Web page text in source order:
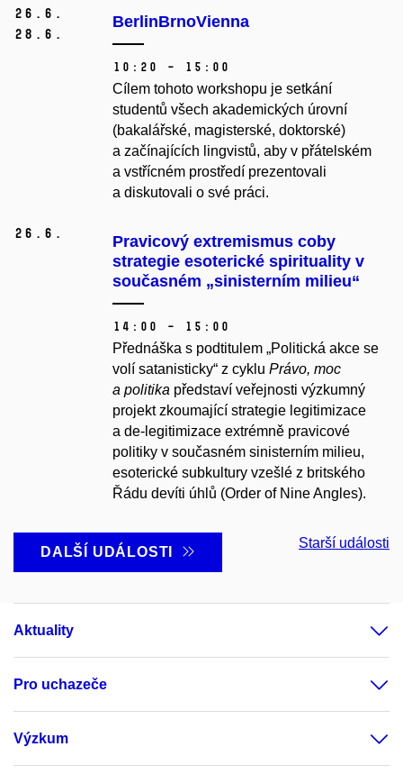
26. 6.
28. 6.
BerlinBrnoVienna
10:20 – 15:00
Cílem tohoto workshopu je setkání
studentů všech akademických úrovní
(bakalářské, magisterské, doktorské)
a začínajících lingvistů, aby v přátelském
a vstřícném prostředí prezentovali
a diskutovali o své práci.
26. 6.
Pravicový extremismus coby
strategie esoterické spirituality v
současném „sinisterním milieu“
14:00 – 15:00
Přednáška s podtitulem „Politická akce se
volí satanisticky“ z cyklu Právo, moc
a politika představí veřejnosti výzkumný
projekt zkoumající strategie legitimizace
a de-legitimizace extrémně pravicové
politiky v současném sinisterním milieu,
esoterické subkultury vzešlé z britského
Řádu devíti úhlů (Order of Nine Angles).
DALŠÍ UDÁLOSTI
Starší události
Aktuality
Pro uchazeče
Výzkum